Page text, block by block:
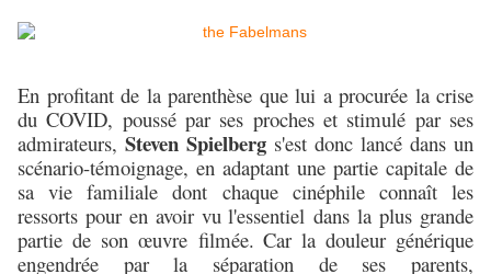
En profitant de la parenthèse que lui a procurée la crise
du COVID, poussé par ses proches et stimulé par ses
admirateurs, Steven Spielberg s'est donc lancé dans un
scénario-témoignage, en adaptant une partie capitale de
sa vie familiale dont chaque cinéphile connaît les
ressorts pour en avoir vu l'essentiel dans la plus grande
partie de son œuvrefilmée. Car la douleur générique
engendrée par la séparation de ses parents,